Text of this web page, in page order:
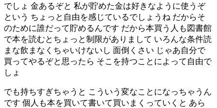
でしょ 金あるぞと 私が貯めた金は好きなように使うぞ
という ちょっと自由を感じているでしょうね だからそ
のために誰だって貯めるんです だから本買う人も図書館
で本を読むとちょっと制限がありまして いろんな条件読
まな飲まなくちゃいけないし 面倒くさい じゃあ自分で
買ってやるぞと思ったら そこを持つことによって自由で
しょ
でも持ちすぎちゃうと こういう変なことになっちゃうん
です 個人も本を買いて書いて買いまくっていくと あら